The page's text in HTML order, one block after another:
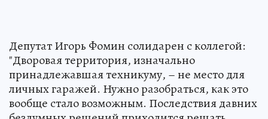
Депутат Игорь Фомин солидарен с коллегой:
"Дворовая территория, изначально
принадлежавшая техникуму, – не место для
личных гаражей. Нужно разобраться, как это
вообще стало возможным. Последствия давних